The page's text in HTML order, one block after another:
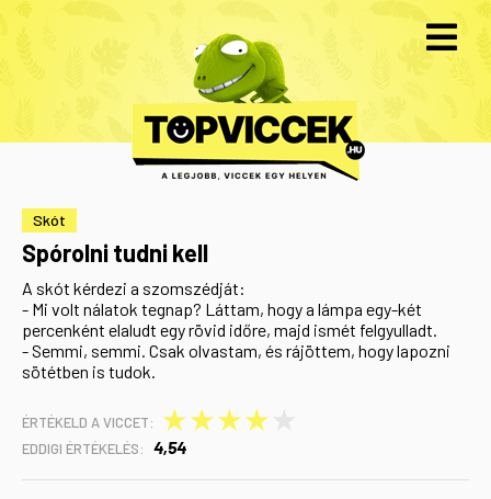
Skót
Spórolni tudni kell
A skót kérdezi a szomszédját:
- Mi volt nálatok tegnap? Láttam, hogy a lámpa egy-két
percenként elaludt egy rövid időre, majd ismét felgyulladt.
- Semmi, semmi. Csak olvastam, és rájöttem, hogy lapozni
sötétben is tudok.
ÉRTÉKELD A VICCET: ★
★
★
★
EDDIGI ÉRTÉKELÉS: 4,54